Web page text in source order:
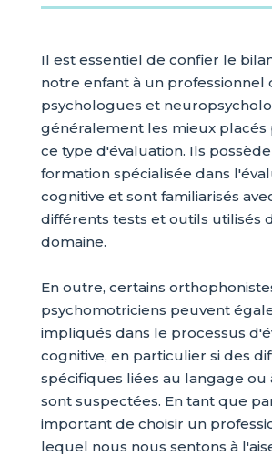
Il est essentiel de confier le
notre enfant à un professionnel
psychologues et
généralement les mieux placés
ce type d'évaluation. Ils
formation spécialisée dans
cognitive et sont familiarisés
différents tests et outils utilisés
domaine.
En outre, certains
psychomotriciens peuvent
impliqués dans le processus
cognitive, en particulier si des
spécifiques liées au langage ou
sont suspectées. En tant que
important de choisir un
lequel nous nous sentons à